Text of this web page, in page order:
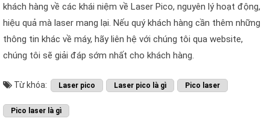
khách hàng về các khái niệm về Laser Pico, nguyên lý hoạt động,
hiệu quả mà laser mang lại. Nếu quý khách hàng cần thêm những
thông tin khác về máy, hãy liên hệ với chúng tôi qua website,
chúng tôi sẽ giải đáp sớm nhất cho khách hàng.
Từ khóa: Laser pico Laser pico là gì Pico laser
Pico laser là gì